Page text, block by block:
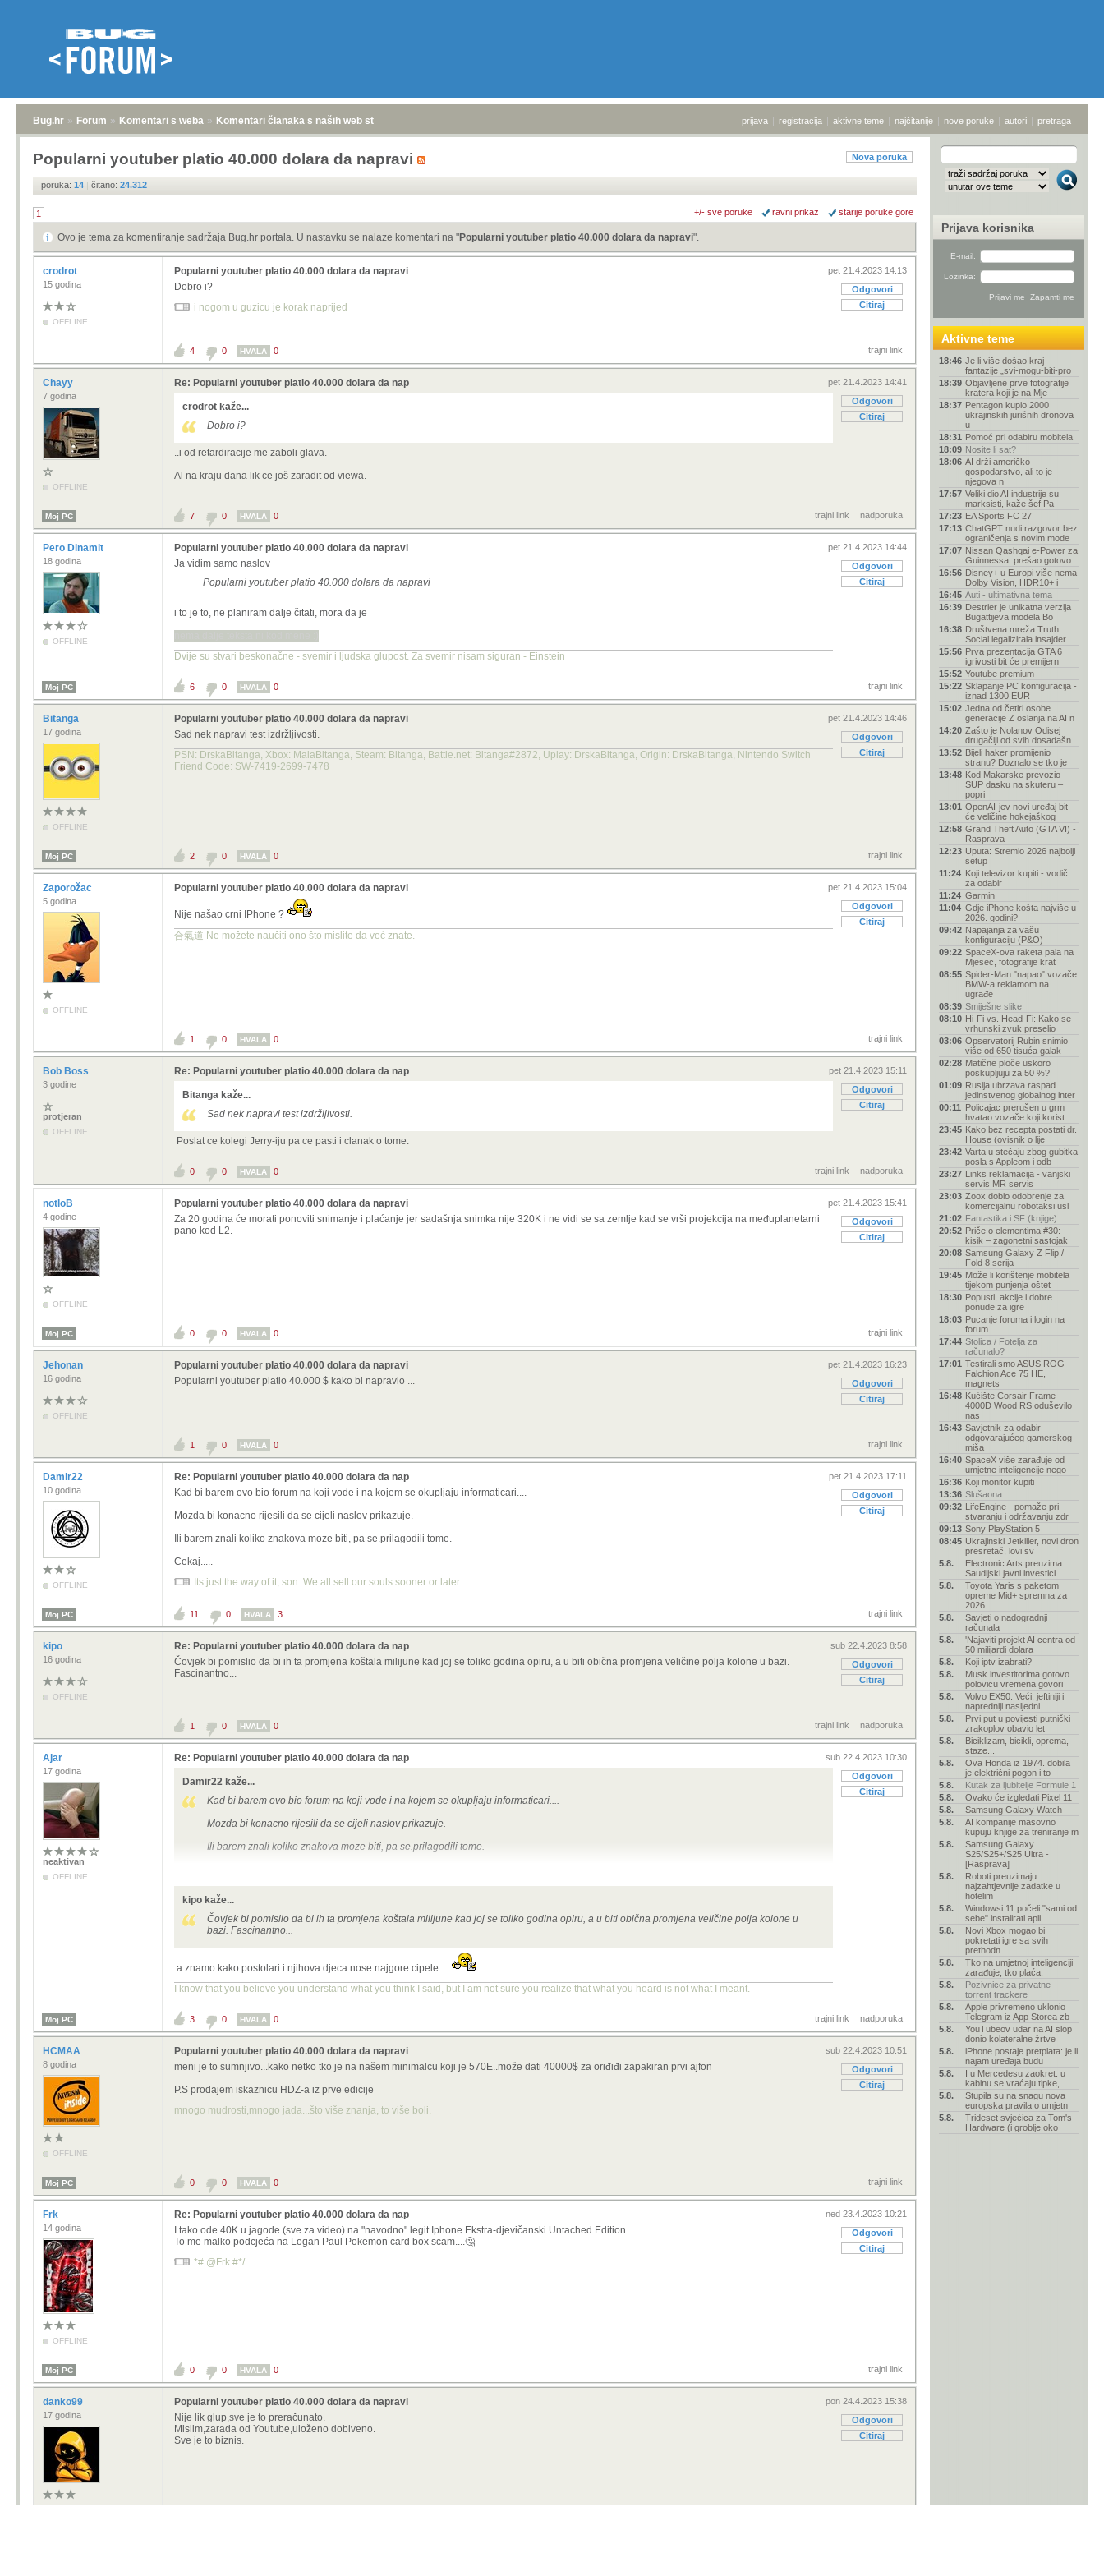
Bug.hr » Forum » Komentari s weba » Komentari članaka s naših web stranica prijava | registracija | aktivne teme | najčitanije | nove poruke | autori | pretraga
Nova poruka
Popularni youtuber platio 40.000 dolara da napravi
poruka: 14 | čitano: 24.312
1 +/- sve poruke ravni prikaz starije poruke gore
Ovo je tema za komentiranje sadržaja Bug.hr portala. U nastavku se nalaze komentari na "Popularni youtuber platio 40.000 dolara da napravi".
crodrot
15 godina
OFFLINE
pet 21.4.2023 14:13
Odgovori
Citiraj
Popularni youtuber platio 40.000 dolara da napravi
Dobro i?
i nogom u guzicu je korak naprijed
trajni link
4 0 HVALA 0
Chayy
7 godina
OFFLINE
pet 21.4.2023 14:41
Odgovori
Citiraj
Re: Popularni youtuber platio 40.000 dolara da nap
crodrot kaže...
Dobro i?
..i od retardiracije me zaboli glava.
Al na kraju dana lik ce još zaradit od viewa.
Moj PC trajni link nadporuka
7 0 HVALA 0
Pero Dinamit
18 godina
OFFLINE
pet 21.4.2023 14:44
Odgovori
Citiraj
Popularni youtuber platio 40.000 dolara da napravi
Ja vidim samo naslov
Popularni youtuber platio 40.000 dolara da napravi
i to je to, ne planiram dalje čitati, mora da je
Dvije su stvari beskonačne - svemir i ljudska glupost. Za svemir nisam siguran - Einstein
Moj PC trajni link
6 0 HVALA 0
Bitanga
17 godina
OFFLINE
pet 21.4.2023 14:46
Odgovori
Citiraj
Popularni youtuber platio 40.000 dolara da napravi
Sad nek napravi test izdržljivosti.
PSN: DrskaBitanga, Xbox: MalaBitanga, Steam: Bitanga, Battle.net: Bitanga#2872, Uplay: DrskaBitanga, Origin: DrskaBitanga, Nintendo Switch
Friend Code: SW-7419-2699-7478
Moj PC trajni link
2 0 HVALA 0
Zaporožac
5 godina
OFFLINE
pet 21.4.2023 15:04
Odgovori
Citiraj
Popularni youtuber platio 40.000 dolara da napravi
Nije našao crni IPhone ?
合氣道 Ne možete naučiti ono što mislite da već znate.
trajni link
1 0 HVALA 0
Bob Boss
3 godine
protjeran
OFFLINE
pet 21.4.2023 15:11
Odgovori
Citiraj
Re: Popularni youtuber platio 40.000 dolara da nap
Bitanga kaže...
Sad nek napravi test izdržljivosti.
Poslat ce kolegi Jerry-iju pa ce pasti i clanak o tome.
trajni link nadporuka
0 0 HVALA 0
notloB
4 godine
OFFLINE
pet 21.4.2023 15:41
Odgovori
Citiraj
Popularni youtuber platio 40.000 dolara da napravi
Za 20 godina će morati ponoviti snimanje i plaćanje jer sadašnja snimka nije 320K i ne vidi se sa zemlje kad se vrši projekcija na međuplanetarni
pano kod L2.
Moj PC trajni link
0 0 HVALA 0
Jehonan
16 godina
OFFLINE
pet 21.4.2023 16:23
Odgovori
Citiraj
Popularni youtuber platio 40.000 dolara da napravi
Popularni youtuber platio 40.000 $ kako bi napravio ...
trajni link
1 0 HVALA 0
Damir22
10 godina
OFFLINE
pet 21.4.2023 17:11
Odgovori
Citiraj
Re: Popularni youtuber platio 40.000 dolara da nap
Kad bi barem ovo bio forum na koji vode i na kojem se okupljaju informaticari....
Mozda bi konacno rijesili da se cijeli naslov prikazuje.
Ili barem znali koliko znakova moze biti, pa se.prilagodili tome.
Cekaj.....
Its just the way of it, son. We all sell our souls sooner or later.
Moj PC trajni link
11 0 HVALA 3
kipo
16 godina
OFFLINE
sub 22.4.2023 8:58
Odgovori
Citiraj
Re: Popularni youtuber platio 40.000 dolara da nap
Čovjek bi pomislio da bi ih ta promjena koštala milijune kad joj se toliko godina opiru, a u biti obična promjena veličine polja kolone u bazi.
Fascinantno...
trajni link nadporuka
1 0 HVALA 0
Ajar
17 godina
neaktivan
OFFLINE
sub 22.4.2023 10:30
Odgovori
Citiraj
Re: Popularni youtuber platio 40.000 dolara da nap
Damir22 kaže...
Kad bi barem ovo bio forum na koji vode i na kojem se okupljaju informaticari....
Mozda bi konacno rijesili da se cijeli naslov prikazuje.
Ili barem znali koliko znakova moze biti, pa se.prilagodili tome.
kipo kaže...
Čovjek bi pomislio da bi ih ta promjena koštala milijune kad joj se toliko godina opiru, a u biti obična promjena veličine polja kolone u
bazi. Fascinantno...
a znamo kako postolari i njihova djeca nose najgore cipele ...
I know that you believe you understand what you think I said, but I am not sure you realize that what you heard is not what I meant.
Moj PC trajni link nadporuka
3 0 HVALA 0
HCMAA
8 godina
OFFLINE
sub 22.4.2023 10:51
Odgovori
Citiraj
Popularni youtuber platio 40.000 dolara da napravi
meni je to sumnjivo...kako netko tko je na našem minimalcu koji je 570E..može dati 40000$ za oriđiđi zapakiran prvi ajfon
P.S prodajem iskaznicu HDZ-a iz prve edicije
mnogo mudrosti,mnogo jada...što više znanja, to više boli.
Moj PC trajni link
0 0 HVALA 0
Frk
14 godina
OFFLINE
ned 23.4.2023 10:21
Odgovori
Citiraj
Re: Popularni youtuber platio 40.000 dolara da nap
I tako ode 40K u jagode (sve za video) na "navodno" legit Iphone Ekstra-djevičanski Untached Edition.
To me malko podcjeća na Logan Paul Pokemon card box scam....🤔
*# @Frk #*/
Moj PC trajni link
0 0 HVALA 0
danko99
17 godina
pon 24.4.2023 15:38
Odgovori
Citiraj
Popularni youtuber platio 40.000 dolara da napravi
Nije lik glup,sve je to preračunato.
Mislim,zarada od Youtube,uloženo dobiveno.
Sve je to biznis.
Prijava korisnika
E-mail:
Lozinka:
Aktivne teme
18:46 Je li više došao kraj
fantazije „svi-mogu-biti-pro
18:39 Objavljene prve fotografije
kratera koji je na Mje
18:37 Pentagon kupio 2000
ukrajinskih jurišnih dronova
u
18:31 Pomoć pri odabiru mobitela
18:09 Nosite li sat?
18:06 AI drži američko
gospodarstvo, ali to je
njegova n
17:57 Veliki dio AI industrije su
marksisti, kaže šef Pa
17:23 EA Sports FC 27
17:13 ChatGPT nudi razgovor bez
ograničenja s novim mode
17:07 Nissan Qashqai e-Power za
Guinnessa: prešao gotovo
16:56 Disney+ u Europi više nema
Dolby Vision, HDR10+ i
16:45 Auti - ultimativna tema
16:39 Destrier je unikatna verzija
Bugattijeva modela Bo
16:38 Društvena mreža Truth
Social legalizirala insajder
15:56 Prva prezentacija GTA 6
igrivosti bit će premijern
15:52 Youtube premium
15:22 Sklapanje PC konfiguracija -
iznad 1300 EUR
15:02 Jedna od četiri osobe
generacije Z oslanja na AI n
14:20 Zašto je Nolanov Odisej
drugačiji od svih dosadašn
13:52 Bijeli haker promijenio
stranu? Doznalo se tko je
13:48 Kod Makarske prevozio
SUP dasku na skuteru –
popri
13:01 OpenAI-jev novi uređaj bit
će veličine hokejaškog
12:58 Grand Theft Auto (GTA VI) -
Rasprava
12:23 Uputa: Stremio 2026 najbolji
setup
11:24 Koji televizor kupiti - vodič
za odabir
11:24 Garmin
11:04 Gdje iPhone košta najviše u
2026. godini?
09:42 Napajanja za vašu
konfiguraciju (P&O)
09:22 SpaceX-ova raketa pala na
Mjesec, fotografije krat
08:55 Spider-Man "napao" vozače
BMW-a reklamom na
ugrađe
08:39 Smiješne slike
08:10 Hi-Fi vs. Head-Fi: Kako se
vrhunski zvuk preselio
03:06 Opservatorij Rubin snimio
više od 650 tisuća galak
02:28 Matične ploče uskoro
poskupljuju za 50 %?
01:09 Rusija ubrzava raspad
jedinstvenog globalnog inter
00:11 Policajac prerušen u grm
hvatao vozače koji korist
23:45 Kako bez recepta postati dr.
House (ovisnik o lije
23:42 Varta u stečaju zbog gubitka
posla s Appleom i odb
23:27 Links reklamacija - vanjski
servis MR servis
23:03 Zoox dobio odobrenje za
komercijalnu robotaksi usl
21:02 Fantastika i SF (knjige)
20:52 Priče o elementima #30:
kisik – zagonetni sastojak
20:08 Samsung Galaxy Z Flip /
Fold 8 serija
19:45 Može li korištenje mobitela
tijekom punjenja oštet
18:30 Popusti, akcije i dobre
ponude za igre
18:03 Pucanje foruma i login na
forum
17:44 Stolica / Fotelja za
računalo?
17:01 Testirali smo ASUS ROG
Falchion Ace 75 HE,
magnets
16:48 Kućište Corsair Frame
4000D Wood RS oduševilo
nas
16:43 Savjetnik za odabir
odgovarajućeg gamerskog
miša
16:40 SpaceX više zarađuje od
umjetne inteligencije nego
16:36 Koji monitor kupiti
13:36 Slušaona
09:32 LifeEngine - pomaže pri
stvaranju i održavanju zdr
09:13 Sony PlayStation 5
08:45 Ukrajinski Jetkiller, novi dron
presretač, lovi sv
5.8.
Electronic Arts preuzima
Saudijski javni investici
5.8.
Toyota Yaris s paketom
opreme Mid+ spremna za
2026
5.8.
Savjeti o nadogradnji
računala
5.8.
'Najaviti projekt AI centra od
50 milijardi dolara
5.8.
Koji iptv izabrati?
5.8.
Musk investitorima gotovo
polovicu vremena govori
5.8.
Volvo EX50: Veći, jeftiniji i
napredniji nasljedni
5.8.
Prvi put u povijesti putnički
zrakoplov obavio let
5.8.
Biciklizam, bicikli, oprema,
staze...
5.8.
Ova Honda iz 1974. dobila
je električni pogon i to
5.8.
Kutak za ljubitelje Formule 1
5.8.
Ovako će izgledati Pixel 11
5.8.
Samsung Galaxy Watch
5.8.
AI kompanije masovno
kupuju knjige za treniranje m
5.8.
Samsung Galaxy
S25/S25+/S25 Ultra -
[Rasprava]
5.8.
Roboti preuzimaju
najzahtjevnije zadatke u
hotelim
5.8.
Windowsi 11 počeli "sami od
sebe" instalirati apli
5.8.
Novi Xbox mogao bi
pokretati igre sa svih
prethodn
5.8.
Tko na umjetnoj inteligenciji
zarađuje, tko plaća,
5.8.
Pozivnice za privatne
torrent trackere
5.8.
Apple privremeno uklonio
Telegram iz App Storea zb
5.8.
YouTubeov udar na AI slop
donio kolateralne žrtve
5.8.
iPhone postaje pretplata: je li
najam uređaja budu
5.8.
I u Mercedesu zaokret: u
kabinu se vraćaju tipke,
5.8.
Stupila su na snagu nova
europska pravila o umjetn
5.8.
Trideset svjećica za Tom's
Hardware (i groblje oko